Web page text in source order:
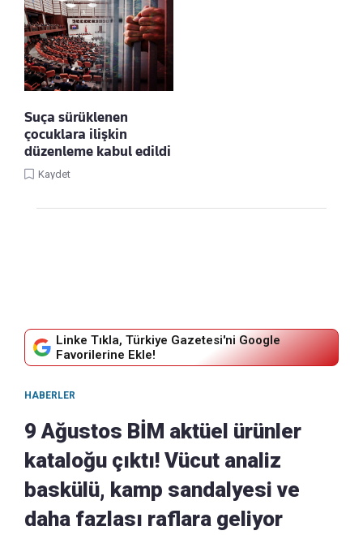
Suça sürüklenen
çocuklara ilişkin
düzenleme kabul edildi
Kaydet
Linke Tıkla, Türkiye Gazetesi'ni Google
Favorilerine Ekle!
HABERLER
9 Ağustos BİM aktüel ürünler
kataloğu çıktı! Vücut analiz
baskülü, kamp sandalyesi ve
daha fazlası raflara geliyor